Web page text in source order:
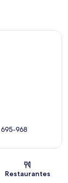
695-968
Restaurantes